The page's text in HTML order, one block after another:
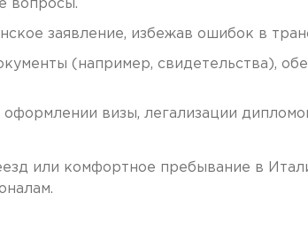
вопросы.
заявление, избежав ошибок в
(например, свидетельства),
визы, легализации
или комфортное пребывание в